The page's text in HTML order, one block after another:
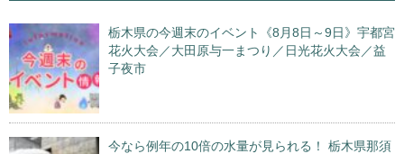
栃木県の今週末のイベント《8月8日～9日》宇都宮
花火大会／大田原与一まつり／日光花火大会／益
子夜市
今なら例年の10倍の水量が見られる！ 栃木県那須